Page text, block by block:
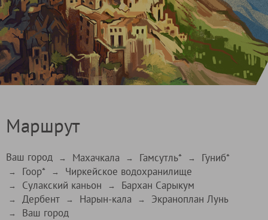
Маршрут
Ваш город → Махачкала → Гамсутль* → Гуниб*
→ Гоор* → Чиркейское водохранилище
→ Сулакский каньон → Бархан Сарыкум
→ Дербент → Нарын-кала → Экраноплан Лунь
→ Ваш город